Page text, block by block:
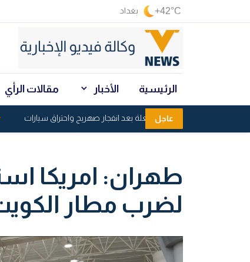
+42°C بغداد
الرئيسية الأخبار مقالات الرأي
عاجل
إغلاق سريع الشعلة بعد انفجار صهريج واحتراق سيارات
طهران: امريكا
لضرب مطار